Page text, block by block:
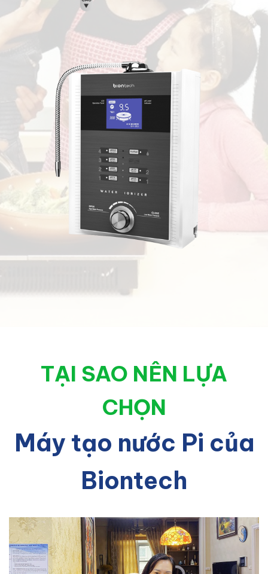
TẠI SAO NÊN LỰA
CHỌN
Máy tạo nước Pi của
Biontech